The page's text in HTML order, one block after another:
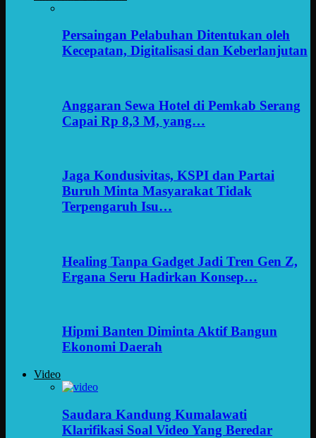
Persaingan Pelabuhan Ditentukan oleh
Kecepatan, Digitalisasi dan Keberlanjutan
Anggaran Sewa Hotel di Pemkab Serang
Capai Rp 8,3 M, yang…
Jaga Kondusivitas, KSPI dan Partai
Buruh Minta Masyarakat Tidak
Terpengaruh Isu…
Healing Tanpa Gadget Jadi Tren Gen Z,
Ergana Seru Hadirkan Konsep…
Hipmi Banten Diminta Aktif Bangun
Ekonomi Daerah
Video
Saudara Kandung Kumalawati
Klarifikasi Soal Video Yang Beredar